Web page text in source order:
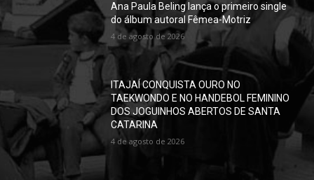
Ana Paula Beling lança o primeiro single
do álbum autoral Fêmea-Motriz
4 de agosto de 2026
ITAJAÍ CONQUISTA OURO NO
TAEKWONDO E NO HANDEBOL FEMININO
DOS JOGUINHOS ABERTOS DE SANTA
CATARINA
4 de agosto de 2026